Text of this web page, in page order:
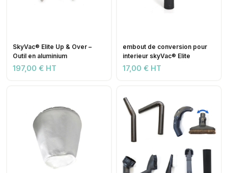
SkyVac® Elite Up & Over –
Outil en aluminium
197,00 € HT
embout de conversion pour
interieur skyVac® Elite
17,00 € HT